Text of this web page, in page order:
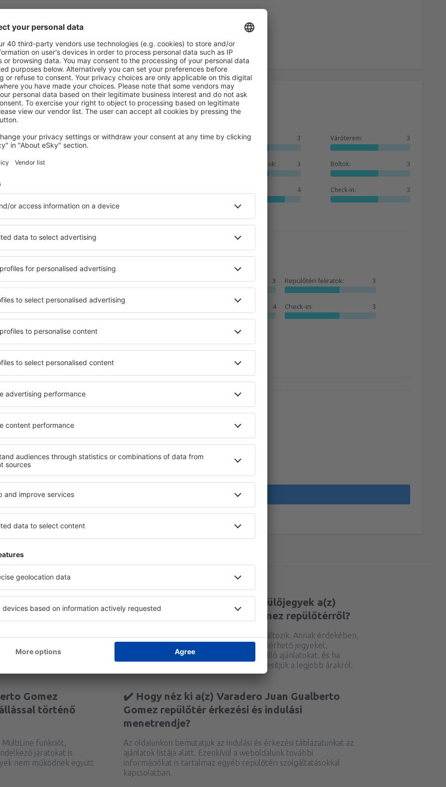
Gualberto
értékelése
Összesen: 3 Váróterem: 3
Repülőtéri feliratok: 3 Boltok: 3
4 Check-in: 3
3.2
Jó
Összesen: 3 Váróterem: 3 Repülőtéri feliratok: 3
4 Check-in: 3
2018 3
Jó
Hasznos
Tekintsd meg a véleményeket
onnan induló és érkező
✔️ Mikor a legolcsóbbak a repülőjegyek a(z)
Varadero Juan Gualberto Gomez repülőtérről?
A légitársaságok ajánlata folyamatosan változik. Annak érdekében,
hogy megtaláljuk a legkedvezőbb áron elérhető jegyeket,
folyamatosan figyeljük a rendelkezésre álló ajánlatokat, és ha
beállítja az ár figyelmeztetést, akkor értesítjük a legjobb árakról.
Gomez
történő
funkciót,
járatokat is
nem működnek együtt
✔️ Hogy néz ki a(z) Varadero Juan Gualberto
Gomez repülőtér érkezési és indulási
menetrendje?
Az oldalunkon bemutatjuk az indulási és érkezési táblázatunkat az
ajánlatok listája alatt. Ezenkívül a weboldalunk további
információkat is tartalmaz egyéb repülőtéri szolgáltatásokkal
kapcsolatban.